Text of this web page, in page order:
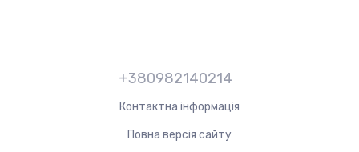
+380982140214
Контактна інформація
Повна версія сайту